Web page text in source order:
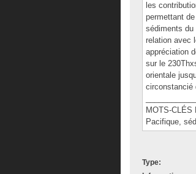
les
permettant
sédiments du
relation avec
appréciation
sur le
orientale
circonstancié
MOTS-CLÉS
Pacifique,
Type: